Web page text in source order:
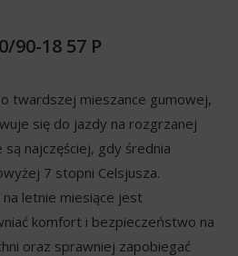
90-18 57 P
twardszej mieszance gumowej,
się do jazdy na rozgrzanej
najczęściej, gdy średnia
7 stopni Celsjusza.
letnie miesiące jest
komfort i bezpieczeństwo na
oraz sprawniej zapobiegać